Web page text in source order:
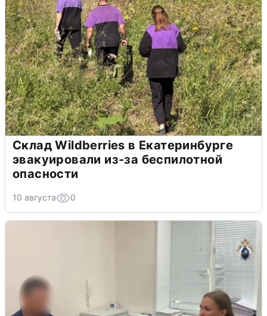
Склад Wildberries в Екатеринбурге
эвакуировали из-за беспилотной
опасности
10 августа 0